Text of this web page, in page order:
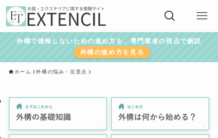
外構で後悔しないための進め方を、専門業者の視点で解説
外構の進め方を見る
ホーム 外構の悩み・注意点